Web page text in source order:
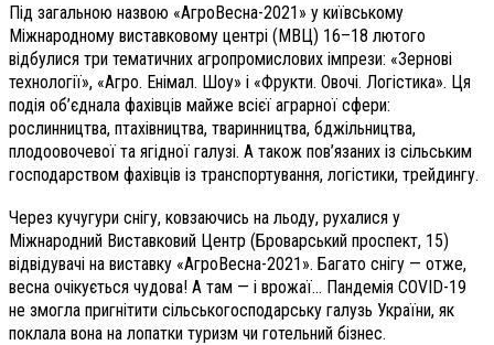
Під загальною назвою «АгроВесна-2021» у київському
Міжнародному виставковому центрі (МВЦ) 16–18 лютого
відбулися три тематичних агропромислових імпрези: «Зернові
технології», «Агро. Енімал. Шоу» і «Фрукти. Овочі. Логістика». Ця
подія об’єднала фахівців майже всієї аграрної сфери:
рослинництва, птахівництва, тваринництва, бджільництва,
плодоовочевої та ягідної галузі. А також пов’язаних із сільським
господарством фахівців із транспортування, логістики, трейдингу.
Через кучугури снігу, ковзаючись на льоду, рухалися у
Міжнародний Виставковий Центр (Броварський проспект, 15)
відвідувачі на виставку «АгроВесна-2021». Багато снігу — отже,
весна очікується чудова! А там — і врожаї… Пандемія COVID-19
не змогла пригнітити сільськогосподарську галузь України, як
поклала вона на лопатки туризм чи готельний бізнес.